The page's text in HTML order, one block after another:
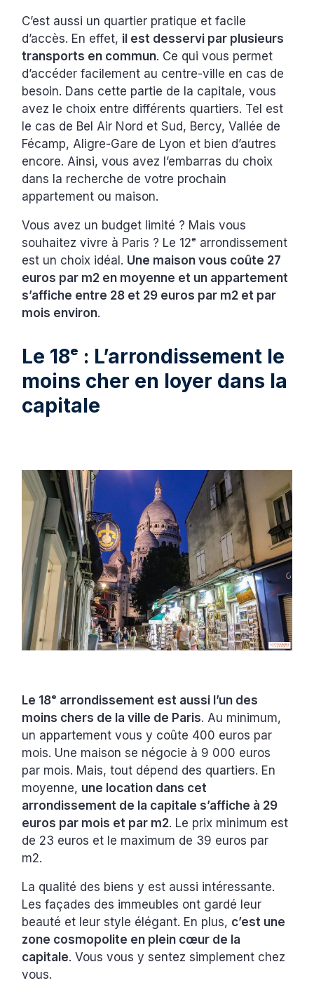
C’est aussi un quartier pratique et facile
d’accès. En effet, il est desservi par plusieurs
transports en commun. Ce qui vous permet
d’accéder facilement au centre-ville en cas de
besoin. Dans cette partie de la capitale, vous
avez le choix entre différents quartiers. Tel est
le cas de Bel Air Nord et Sud, Bercy, Vallée de
Fécamp, Aligre-Gare de Lyon et bien d’autres
encore. Ainsi, vous avez l’embarras du choix
dans la recherche de votre prochain
appartement ou maison.
Vous avez un budget limité ? Mais vous
souhaitez vivre à Paris ? Le 12ᵉ arrondissement
est un choix idéal. Une maison vous coûte 27
euros par m2 en moyenne et un appartement
s’affiche entre 28 et 29 euros par m2 et par
mois environ.
Le 18ᵉ : L’arrondissement le
moins cher en loyer dans la
capitale
Le 18ᵉ arrondissement est aussi l’un des
moins chers de la ville de Paris. Au minimum,
un appartement vous y coûte 400 euros par
mois. Une maison se négocie à 9 000 euros
par mois. Mais, tout dépend des quartiers. En
moyenne, une location dans cet
arrondissement de la capitale s’affiche à 29
euros par mois et par m2. Le prix minimum est
de 23 euros et le maximum de 39 euros par
m2.
La qualité des biens y est aussi intéressante.
Les façades des immeubles ont gardé leur
beauté et leur style élégant. En plus, c’est une
zone cosmopolite en plein cœur de la
capitale. Vous vous y sentez simplement chez
vous.